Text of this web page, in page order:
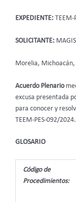
EXPEDIENTE: TEEM-
SOLICITANTE:
Morelia,
Acuerdo Plenario
excusa presentada
para conocer y
TEEM-PES-092/2024.
GLOSARIO
Código de
Procedimientos: